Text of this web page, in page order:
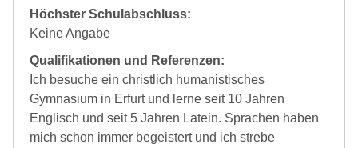
Höchster Schulabschluss:
Keine Angabe
Qualifikationen und Referenzen:
Ich besuche ein christlich humanistisches
Gymnasium in Erfurt und lerne seit 10 Jahren
Englisch und seit 5 Jahren Latein. Sprachen haben
mich schon immer begeistert und ich strebe